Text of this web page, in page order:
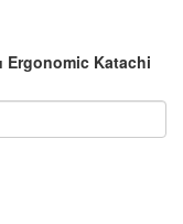
Ergonomic Katachi